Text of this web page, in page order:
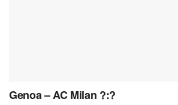
Genoa – AC Milan ?:?